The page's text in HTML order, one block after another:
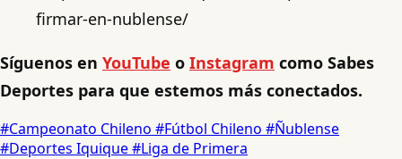
firmar-en-nublense/
Síguenos en YouTube o Instagram como Sabes
Deportes para que estemos más conectados.
#Campeonato Chileno #Fútbol Chileno #Ñublense
#Deportes Iquique#Liga de Primera